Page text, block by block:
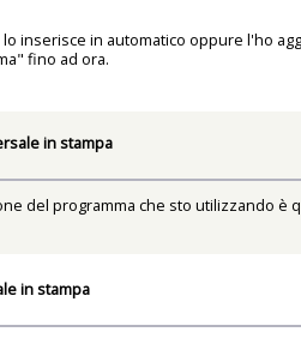
inserisce in automatico oppure l'ho
fino ad ora.
in stampa
del programma che sto utilizzando è
in stampa